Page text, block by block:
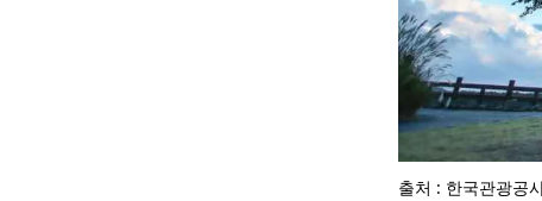
출처 : 한국관광공